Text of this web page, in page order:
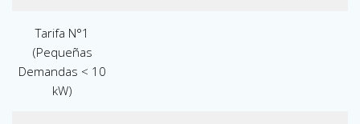
Tarifa N°1
(Pequeñas
Demandas < 10
kW)